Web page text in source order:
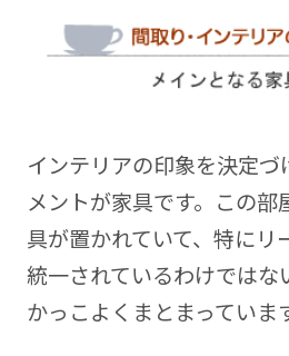
インテリアの印象を決定
メントが家具です。この部
具が置かれていて、特にリ
統一されているわけではな
かっこよくまとまっていま